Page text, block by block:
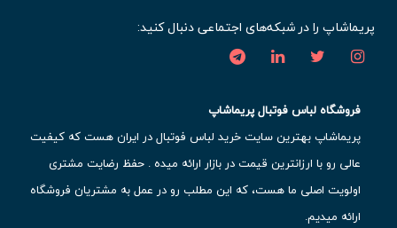
پریماشاپ را در شبکه‌های اجتماعی دنبال کنید:
فروشگاه لباس فوتبال پریماشاپ
پریماشاپ بهترین سایت خرید لباس فوتبال در ایران هست که کیفیت
عالی رو با ارزانترین قیمت در بازار ارائه میده . حفظ رضایت مشتری
اولویت اصلی ما هست، که این مطلب رو در عمل به مشتریان فروشگاه
ارائه میدیم.